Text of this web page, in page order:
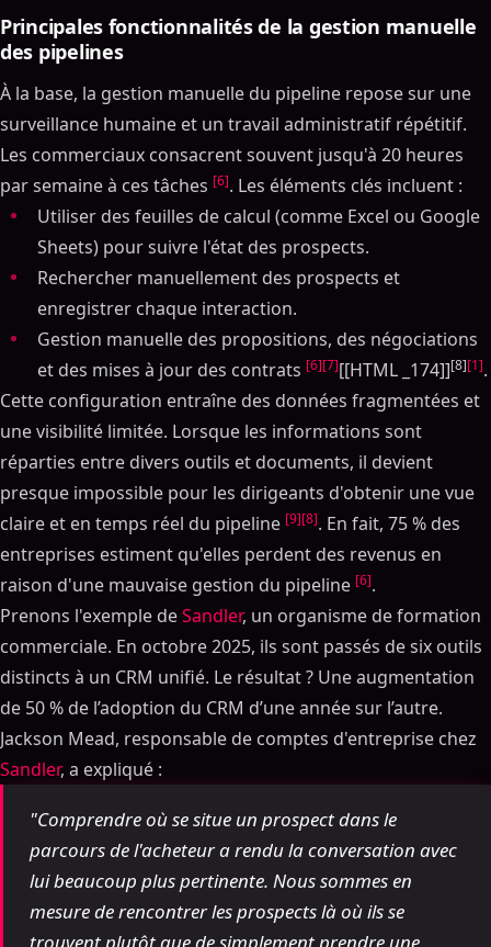
Principales fonctionnalités de la gestion manuelle
des pipelines
À la base, la gestion manuelle du pipeline repose sur une
surveillance humaine et un travail administratif répétitif.
Les commerciaux consacrent souvent jusqu'à 20 heures
par semaine à ces tâches [6]. Les éléments clés incluent :
Utiliser des feuilles de calcul (comme Excel ou Google
Sheets) pour suivre l'état des prospects.
Rechercher manuellement des prospects et
enregistrer chaque interaction.
Gestion manuelle des propositions, des négociations
et des mises à jour des contrats [6][7][[HTML _174]][8][1].
Cette configuration entraîne des données fragmentées et
une visibilité limitée. Lorsque les informations sont
réparties entre divers outils et documents, il devient
presque impossible pour les dirigeants d'obtenir une vue
claire et en temps réel du pipeline [9][8]. En fait, 75 % des
entreprises estiment qu'elles perdent des revenus en
raison d'une mauvaise gestion du pipeline [6].
Prenons l'exemple deSandler, un organisme de formation
commerciale. En octobre 2025, ils sont passés de six outils
distincts à un CRM unifié. Le résultat ? Une augmentation
de 50 % de l’adoption du CRM d’une année sur l’autre.
Jackson Mead, responsable de comptes d'entreprise chez
Sandler, a expliqué :
"Comprendre où se situe un prospect dans le
parcours de l'acheteur a rendu la conversation avec
lui beaucoup plus pertinente. Nous sommes en
mesure de rencontrer les prospects là où ils se